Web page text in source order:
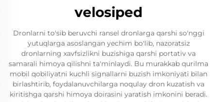
velosiped
Dronlarni to'sib beruvchi ransel dronlarga qarshi so'nggi
yutuqlarga asoslangan yechim bo'lib, nazoratsiz
dronlarning xavfsizlikni buzishiga qarshi portativ va
samarali himoya qilishni ta'minlaydi. Bu murakkab qurilma
mobil qobiliyatni kuchli signallarni buzish imkoniyati bilan
birlashtirib, foydalanuvchilarga noqulay dron kuzatish va
kiritishga qarshi himoya doirasini yaratish imkonini beradi.